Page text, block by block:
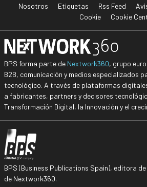
Nosotros Etiquetas Rss Feed
Cookie
Cookie
BPS forma parte de Nextwork360, grupo
B2B, comunicación y medios especializados
tecnológico. A través de plataformas
a fabricantes, partners y decisores
Transformación Digital, la Innovación y el
BPS (Business Publications Spain), editora
de Nextwork360.